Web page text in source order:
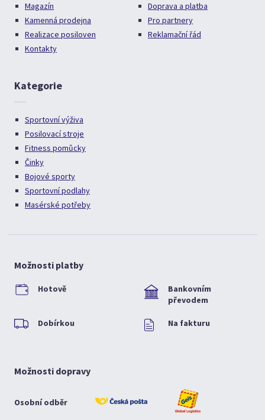
Magazín
Kamenná prodejna
Realizace posiloven
Kontakty
Doprava a platba
Pro partnery
Reklamační řád
Kategorie
Sportovní výživa
Posilovací stroje
Fitness pomůcky
Činky
Bojové sporty
Sportovní podlahy
Masérské potřeby
Možnosti platby
Hotově
Bankovním
převodem
Dobírkou Na fakturu
Možnosti dopravy
Osobní odběr